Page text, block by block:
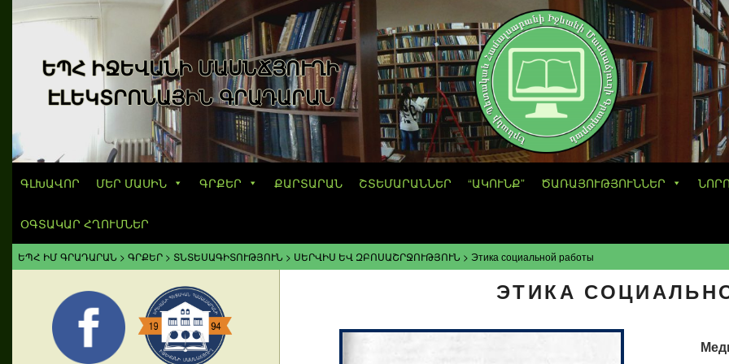
ԵՊՀ ԻՋԵՎԱՆԻ ՄԱՍՆՃՅՈՒՂԻ
ԷԼԵԿՏՐՈՆԱՅԻՆ ԳՐԱԴԱՐԱՆ
ԳԼԽԱՎՈՐ ՄԵՐ ՄԱՍԻՆ ԳՐՔԵՐ ՔԱՐՏԱՐԱՆ ՇՏԵՄԱՐԱՆՆԵՐ “ԱԿՈՒՆՔ” ԾԱՌԱՅՈՒԹՅՈՒՆՆԵՐ
ՕԳՏԱԿԱՐ ՀՂՈՒՄՆԵՐ
ԵՊՀ ԻՄ ԳՐԱԴԱՐԱՆ > ԳՐՔԵՐ > ՏՆՏԵՍԱԳԻՏՈՒԹՅՈՒՆ > ՍԵՐՎԻՍ ԵՎ ԶԲՈՍԱՇՐՋՈՒԹՅՈՒՆ > Этика социальной работы
ЭТИКА